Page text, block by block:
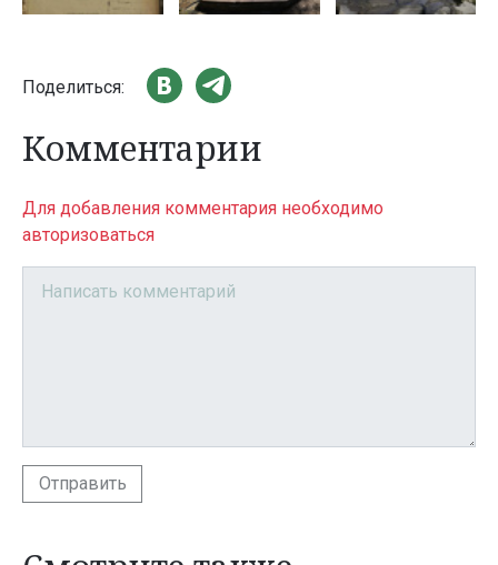
Поделиться:
Комментарии
Для добавления комментария необходимо
авторизоваться
Отправить